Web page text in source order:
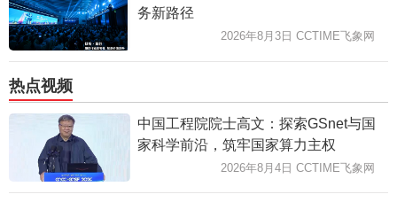
务新路径
2026年8月3日 CCTIME飞象网
热点视频
中国工程院院士高文：探索GSnet与国
家科学前沿，筑牢国家算力主权
2026年8月4日 CCTIME飞象网